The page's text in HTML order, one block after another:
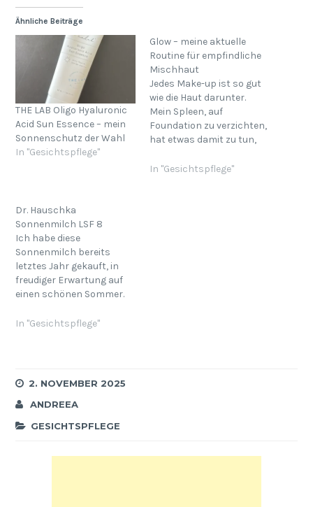
Ähnliche Beiträge
THE LAB Oligo Hyaluronic
Acid Sun Essence – mein
Sonnenschutz der Wahl
In "Gesichtspflege"
Glow – meine aktuelle
Routine für empfindliche
Mischhaut
Jedes Make-up ist so gut
wie die Haut darunter.
Mein Spleen, auf
Foundation zu verzichten,
hat etwas damit zu tun,
nach einigen Tagen meine
In "Gesichtspflege"
Dr. Hauschka
Sonnenmilch LSF 8
Ich habe diese
Sonnenmilch bereits
letztes Jahr gekauft, in
freudiger Erwartung auf
einen schönen Sommer.
zweimal, dann war der
Hochsommer und meine
Diesmal soll sie alle
werden - weil ich mich…
In "Gesichtspflege"
2. NOVEMBER 2025
ANDREEA
GESICHTSPFLEGE